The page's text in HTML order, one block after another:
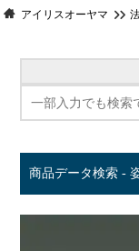
アイリスオーヤマ
商品データ検索 -